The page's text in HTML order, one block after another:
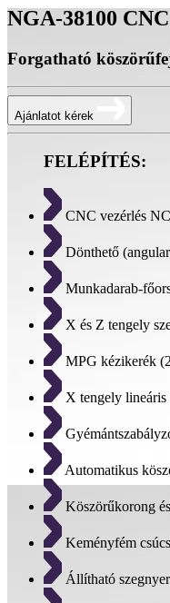
NGA-38100 CNC
Forgatható
Ajánlatot kérek
FELÉPÍTÉS:
CNC vezérlés
Dönthető
Munkadarab-
X és Z tengely
MPG kézikerék
X tengely lineáris
Automatikus
Köszörűkorong
Keményfém csúcs
Állítható